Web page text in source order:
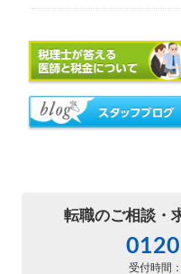
転職のご相談・
受付時間